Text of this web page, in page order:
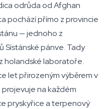
odrůda od Afghan
pochází přímo z provincie
— jednoho z
Sístánské pánve. Tady
holandské laboratoře.
let přirozeným výběrem v
na každém
pryskyřice a terpenový